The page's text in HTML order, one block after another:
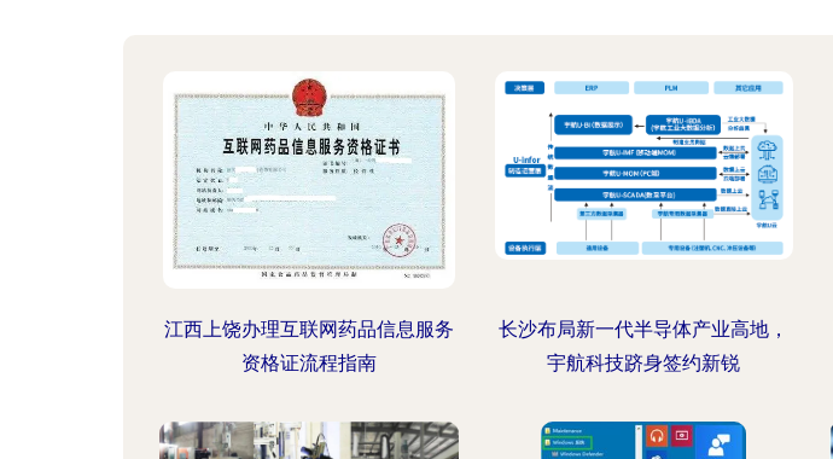
江西上饶办理互联网药品信息服务
资格证流程指南
长沙布局新一代半导体产业高地，
宇航科技跻身签约新锐